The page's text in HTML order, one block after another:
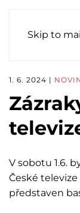
Skip to
1. 6. 2024 |
V sobotu 1.6.
České televize
představen